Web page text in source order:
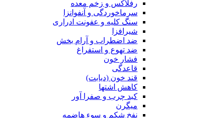
رفلاکس و زخم معده
سرماخوردگی و آنفوانزا
سنگ کلیه و عفونت ادراری
شیرافزا
ضد اضطراب و آرام بخش
ضد تهوع و استفراغ
فشار خون
قاعدگی
قند خون (دیابت)
کاهش اشتها
کبد چرب و صفرا آور
میگرن
نفخ شکم و سوء هاضمه